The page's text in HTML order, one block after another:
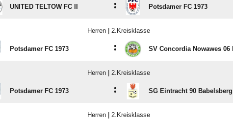
UNITED TELTOW FC II : Potsdamer FC 1973
Herren | 2.Kreisklasse
Potsdamer FC 1973 : SV Concordia Nowawes 06 II
Herren | 2.Kreisklasse
Potsdamer FC 1973 : SG Eintracht 90 Babelsberg
Herren | 2.Kreisklasse